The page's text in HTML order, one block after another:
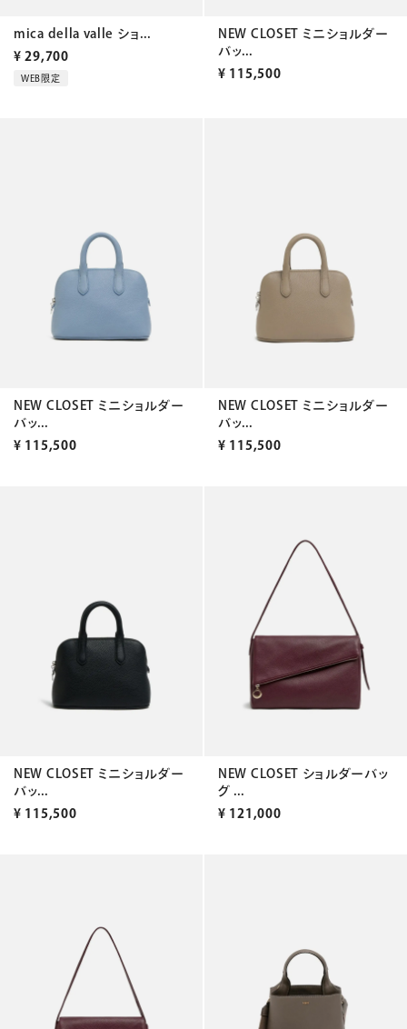
mica della valle ショ...
¥ 29,700
WEB限定
NEW CLOSET ミニショルダー
バッ...
¥ 115,500
NEW CLOSET ミニショルダー
バッ...
¥ 115,500
NEW CLOSET ミニショルダー
バッ...
¥ 115,500
NEW CLOSET ミニショルダー
バッ...
¥ 115,500
NEW CLOSET ショルダーバッ
グ ...
¥ 121,000